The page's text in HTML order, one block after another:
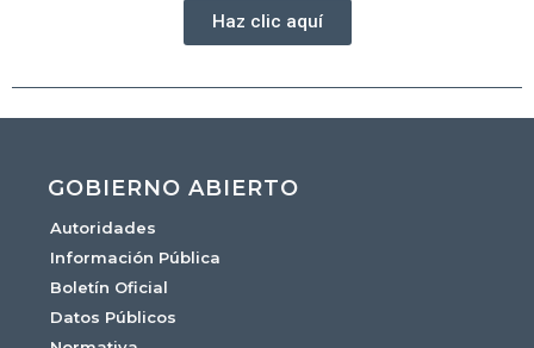
Haz clic aquí
GOBIERNO ABIERTO
Autoridades
Información Pública
Boletín Oficial
Datos Públicos